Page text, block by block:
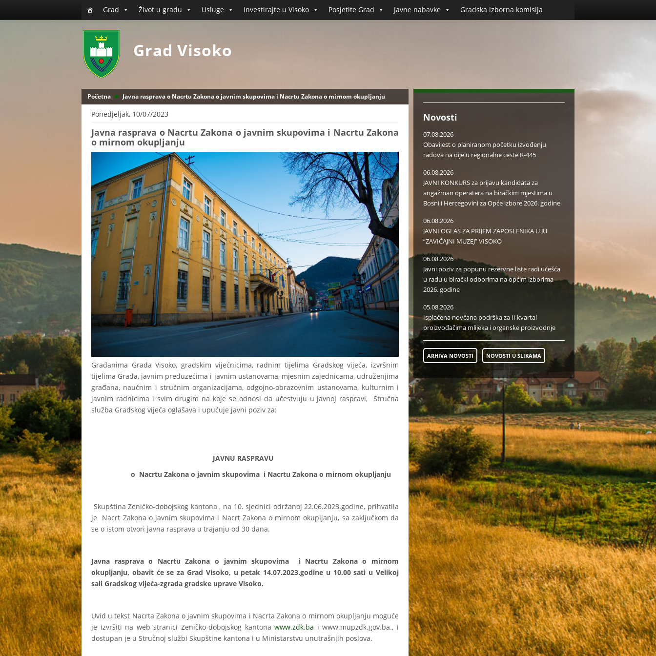
Grad Život u gradu Usluge Investirajte u Visoko Posjetite Grad Javne nabavke Gradska izborna komisija
Grad Visoko
Početna Javna rasprava o Nacrtu Zakona o javnim skupovima i Nacrtu Zakona o mirnom okupljanju
Ponedjeljak, 10/07/2023
Javna rasprava o Nacrtu Zakona o javnim skupovima i Nacrtu Zakona
o mirnom okupljanju
Građanima Grada Visoko, gradskim vijećnicima, radnim tijelima Gradskog vijeća, izvršnim
tijelima Grada, javnim preduzećima i javnim ustanovama, mjesnim zajednicama, udruženjima
građana, naučnim i stručnim organizacijama, odgojno-obrazovnim ustanovama, kulturnim i
javnim radnicima i svim drugim na koje se odnosi da učestvuju u javnoj raspravi, Stručna
služba Gradskog vijeća oglašava i upućuje javni poziv za:
JAVNU RASPRAVU
o Nacrtu Zakona o javnim skupovima i Nacrtu Zakona o mirnom okupljanju
Skupština Zeničko-dobojskog kantona , na 10. sjednici održanoj 22.06.2023.godine, prihvatila
je Nacrt Zakona o javnim skupovima i Nacrt Zakona o mirnom okupljanju, sa zaključkom da
se o istom otvori javna rasprava u trajanju od 30 dana.
Javna rasprava o Nacrtu Zakona o javnim skupovima i Nacrtu Zakona o mirnom
okupljanju, obavit će se za Grad Visoko, u petak 14.07.2023.godine u 10.00 sati u Velikoj
sali Gradskog vijeća-zgrada gradske uprave Visoko.
Uvid u tekst Nacrta Zakona o javnim skupovima i Nacrta Zakona o mirnom okupljanju moguće
je izvršiti na web stranici Zeničko-dobojskog kantonawww.zdk.ba i www.mupzdk.gov.ba., i
dostupan je u Stručnoj službi Skupštine kantona i u Ministarstvu unutrašnjih poslova.
Novosti
07.08.2026
Obavijest o planiranom početku izvođenju
radova na dijelu regionalne ceste R-445
06.08.2026
JAVNI KONKURS za prijavu kandidata za
angažman operatera na biračkim mjestima u
Bosni i Hercegovini za Opće izbore 2026. godine
06.08.2026
JAVNI OGLAS ZA PRIJEM ZAPOSLENIKA U JU
“ZAVIČAJNI MUZEJ” VISOKO
06.08.2026
Javni poziv za popunu rezervne liste radi učešća
u radu u birački odborima na općim izborima
2026. godine
05.08.2026
Isplaćena novčana podrška za II kvartal
proizvođačima mlijeka i organske proizvodnje
ARHIVA NOVOSTI NOVOSTI U SLIKAMA